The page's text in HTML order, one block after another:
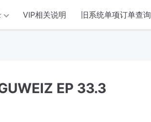
VIP相关说明 旧系统单项订单查询
EP 33.3